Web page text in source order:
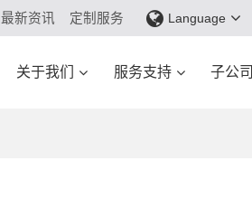
最新资讯 定制服务 Language
关于我们 服务支持 子公司